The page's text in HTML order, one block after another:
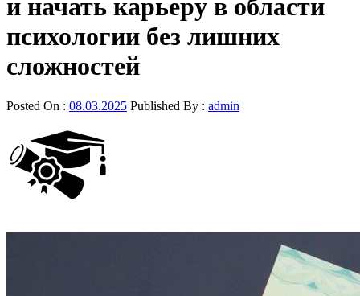
и начать карьеру в области
психологии без лишних
сложностей
Posted On : 08.03.2025 Published By : admin